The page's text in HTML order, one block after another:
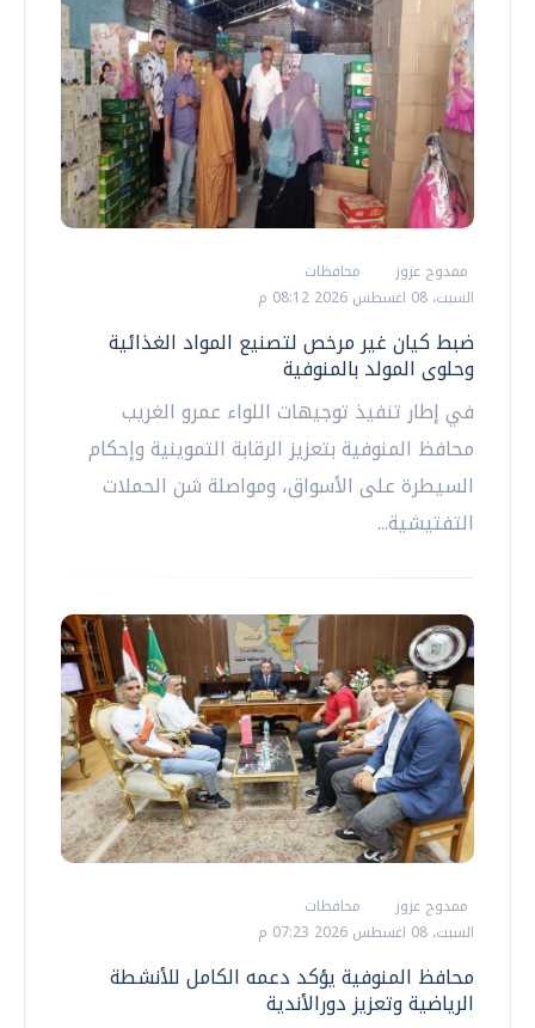
ممدوح عزوز
محافظات
السبت، 08 اغسطس 2026 08:12 م
ضبط كيان غير مرخص لتصنيع المواد الغذائية
وحلوى المولد بالمنوفية
في إطار تنفيذ توجيهات اللواء عمرو الغريب
محافظ المنوفية بتعزيز الرقابة التموينية وإحكام
السيطرة على الأسواق، ومواصلة شن الحملات
التفتيشية...
ممدوح عزوز
محافظات
السبت، 08 اغسطس 2026 07:23 م
محافظ المنوفية يؤكد دعمه الكامل للأنشطة
الرياضية وتعزيز دورالأندية